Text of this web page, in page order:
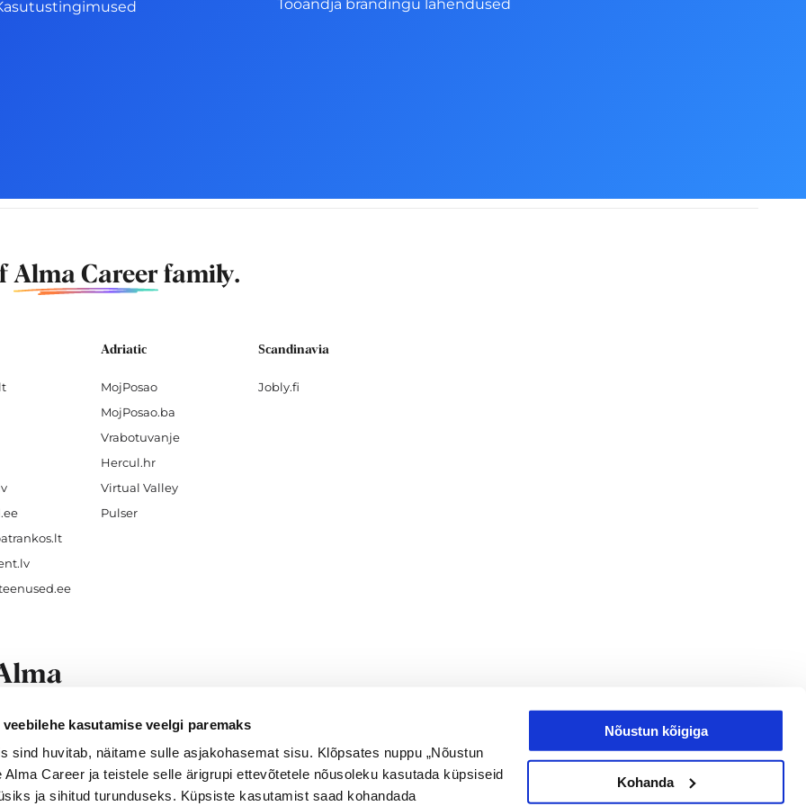
kasutamise veelgi paremaks
sind huvitab, näitame sulle asjakohasemat sisu. Klõpsates nuppu „Nõustun
Alma Career ja teistele selle ärigrupi ettevõtetele nõusoleku kasutada küpsiseid
ja sihitud turunduseks. Küpsiste kasutamist saad kohandada
Nõustun kõigiga
Kohanda
Tööandja brändingu lahendused
Alma Careerfamily.
Adriatic
MojPosao
MojPosao.ba
Vrabotuvanje
Hercul.hr
Virtual Valley
Pulser
Scandinavia
Jobly.fi
work foreveryone.